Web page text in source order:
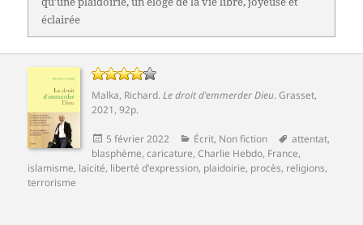
éclairée
Malka, Richard.Le droit d'emmerder Dieu.Grasset,
2021, 92p.
Publié
le
5 février 2022 Catégories
Écrit, Non fiction
Mots-
clés
attentat,
blasphème, caricature, Charlie Hebdo, France,
islamisme, laïcité, liberté d'expression, plaidoirie, procès, religions,
terrorisme